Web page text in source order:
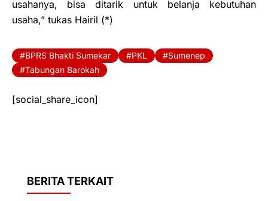
usahanya, bisa ditarik untuk belanja kebutuhan
usaha,” tukas Hairil (*)
BPRS Bhakti Sumekar PKL
Sumenep
Tabungan Barokah
[social_share_icon]
BERITA TERKAIT